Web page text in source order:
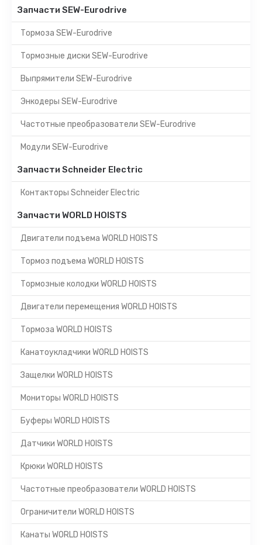
Запчасти SEW-Eurodrive
Тормоза SEW-Eurodrive
Тормозные диски SEW-Eurodrive
Выпрямители SEW-Eurodrive
Энкодеры SEW-Eurodrive
Частотные преобразователи SEW-Eurodrive
Модули SEW-Eurodrive
Запчасти Schneider Electric
Контакторы Schneider Electric
Запчасти WORLD HOISTS
Двигатели подъема WORLD HOISTS
Тормоз подъема WORLD HOISTS
Тормозные колодки WORLD HOISTS
Двигатели перемещения WORLD HOISTS
Тормоза WORLD HOISTS
Канатоукладчики WORLD HOISTS
Защелки WORLD HOISTS
Мониторы WORLD HOISTS
Буферы WORLD HOISTS
Датчики WORLD HOISTS
Крюки WORLD HOISTS
Частотные преобразователи WORLD HOISTS
Ограничители WORLD HOISTS
Канаты WORLD HOISTS